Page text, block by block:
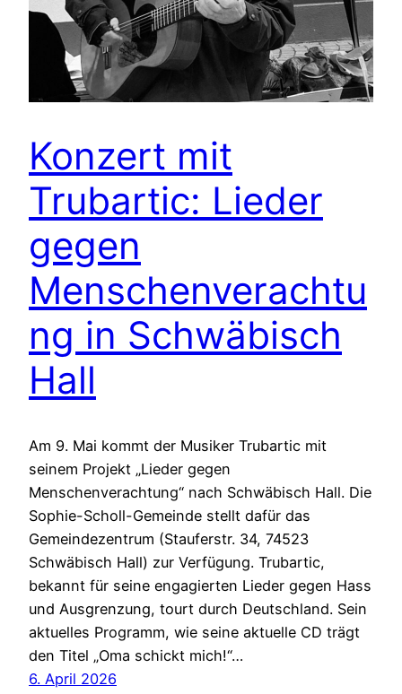
Konzert mit
Trubartic: Lieder
gegen
Menschenverachtu
ng in Schwäbisch
Hall
Am 9. Mai kommt der Musiker Trubartic mit
seinem Projekt „Lieder gegen
Menschenverachtung“ nach Schwäbisch Hall. Die
Sophie-Scholl-Gemeinde stellt dafür das
Gemeindezentrum (Stauferstr. 34, 74523
Schwäbisch Hall) zur Verfügung. Trubartic,
bekannt für seine engagierten Lieder gegen Hass
und Ausgrenzung, tourt durch Deutschland. Sein
aktuelles Programm, wie seine aktuelle CD trägt
den Titel „Oma schickt mich!“…
6. April 2026